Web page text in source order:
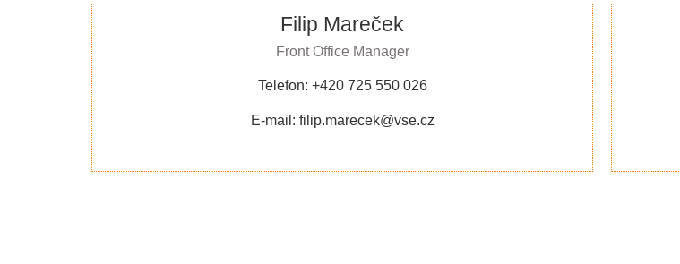
Filip Mareček
Front Office Manager
Telefon: +420 725 550 026
E-mail: filip.marecek@vse.cz